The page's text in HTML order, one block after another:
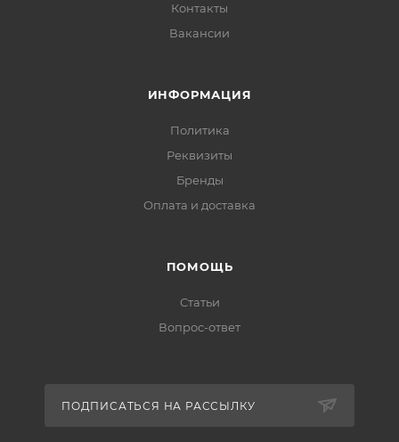
Контакты
Вакансии
ИНФОРМАЦИЯ
Политика
Реквизиты
Бренды
Оплата и доставка
ПОМОЩЬ
Статьи
Вопрос-ответ
ПОДПИСАТЬСЯ НА РАССЫЛКУ